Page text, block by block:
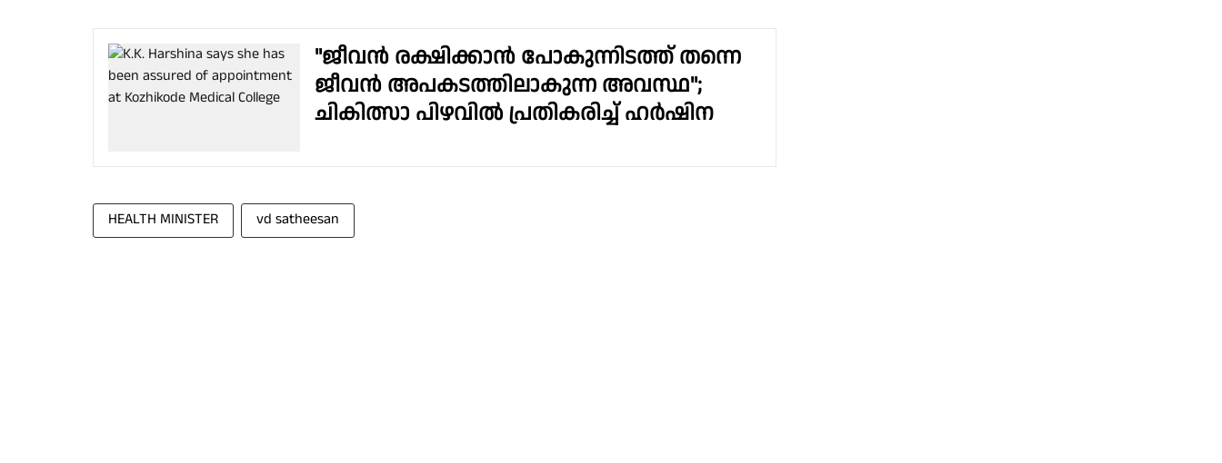
"ജീവൻ രക്ഷിക്കാൻ പോകുന്നിടത്ത് തന്നെ
ജീവൻ അപകടത്തിലാകുന്ന അവസ്ഥ";
ചികിത്സാ പിഴവിൽ പ്രതികരിച്ച് ഹർഷിന
HEALTH MINISTER vd satheesan